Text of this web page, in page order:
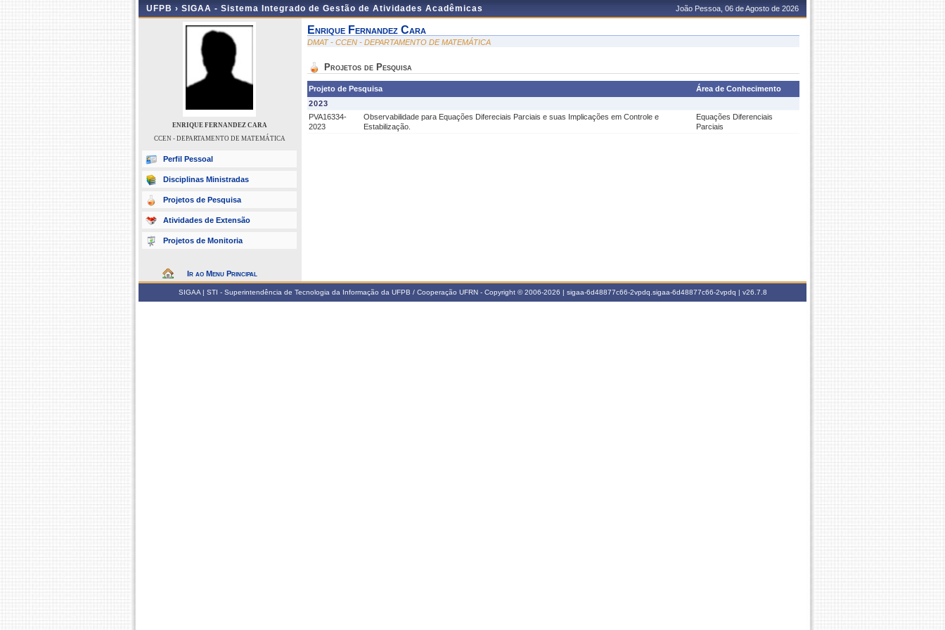
UFPB › SIGAA - Sistema Integrado de Gestão de Atividades Acadêmicas João Pessoa, 06 de Agosto de 2026
ENRIQUE FERNANDEZ CARA
CCEN - DEPARTAMENTO DE MATEMÁTICA
Perfil Pessoal
Disciplinas Ministradas
Projetos de Pesquisa
Atividades de Extensão
Projetos de Monitoria
Ir ao Menu Principal
Enrique Fernandez Cara
DMAT - CCEN - DEPARTAMENTO DE MATEMÁTICA
Projetos de Pesquisa
Projeto de Pesquisa
Área de Conhecimento
2023
PVA16334-
2023
Observabilidade para Equações Difereciais Parciais e suas Implicações em Controle e
Estabilização.
Equações Diferenciais
Parciais
SIGAA | STI - Superintendência de Tecnologia da Informação da UFPB / Cooperação UFRN - Copyright © 2006-2026 | sigaa-6d48877c66-2vpdq.sigaa-6d48877c66-2vpdq | v26.7.8